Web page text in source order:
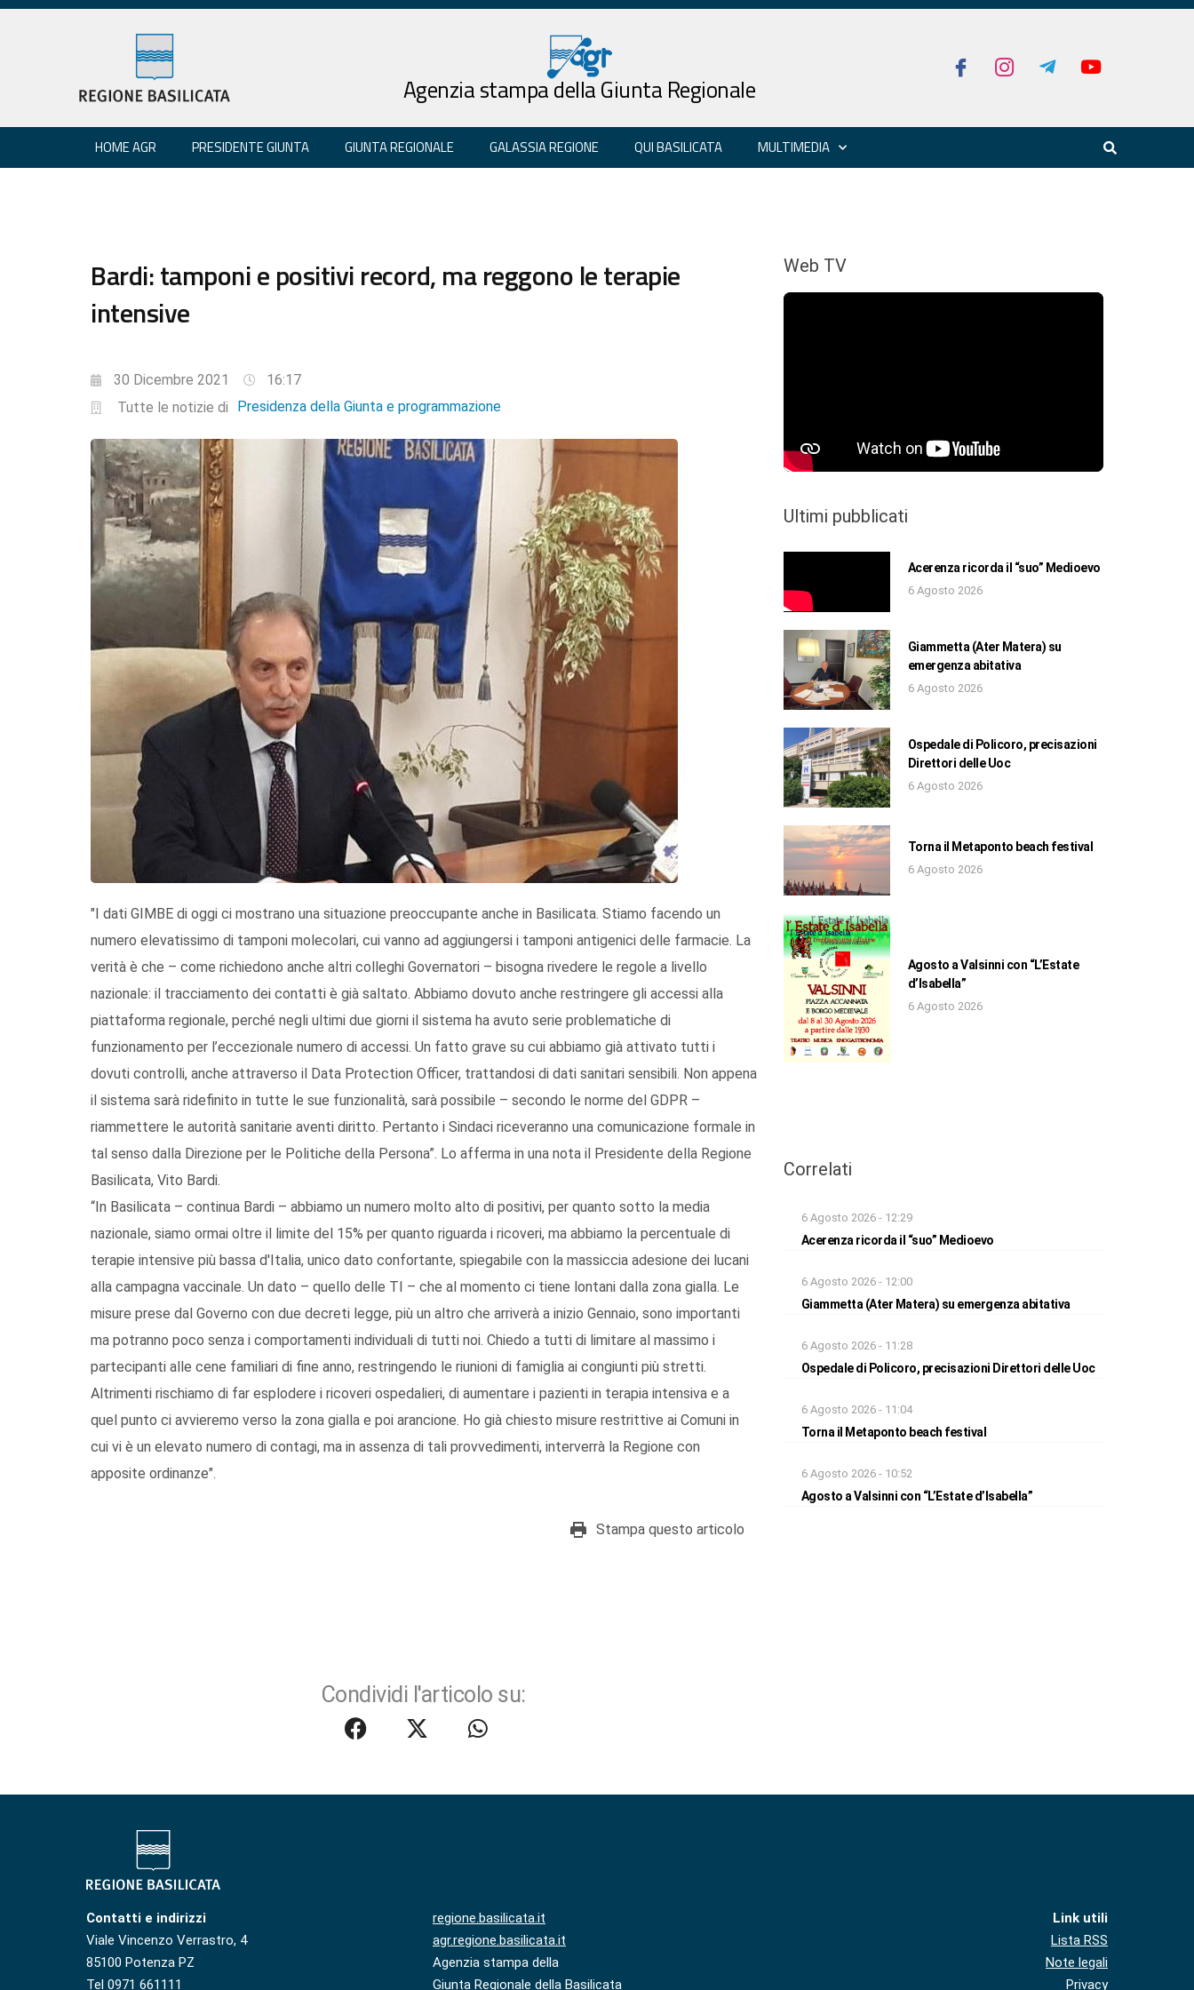
Agenzia stampa della Giunta Regionale
HOME AGR PRESIDENTE GIUNTA GIUNTA REGIONALE GALASSIA REGIONE QUI BASILICATA MULTIMEDIA
Bardi: tamponi e positivi record, ma reggono le terapie
intensive
30 Dicembre 2021
16:17
Tutte le notizie di
Presidenza della Giunta e programmazione
"I dati GIMBE di oggi ci mostrano una situazione preoccupante anche in Basilicata. Stiamo facendo un
numero elevatissimo di tamponi molecolari, cui vanno ad aggiungersi i tamponi antigenici delle farmacie. La
verità è che – come richiedono anche altri colleghi Governatori – bisogna rivedere le regole a livello
nazionale: il tracciamento dei contatti è già saltato. Abbiamo dovuto anche restringere gli accessi alla
piattaforma regionale, perché negli ultimi due giorni il sistema ha avuto serie problematiche di
funzionamento per l’eccezionale numero di accessi. Un fatto grave su cui abbiamo già attivato tutti i
dovuti controlli, anche attraverso il Data Protection Officer, trattandosi di dati sanitari sensibili. Non appena
il sistema sarà ridefinito in tutte le sue funzionalità, sarà possibile – secondo le norme del GDPR –
riammettere le autorità sanitarie aventi diritto. Pertanto i Sindaci riceveranno una comunicazione formale in
tal senso dalla Direzione per le Politiche della Persona”. Lo afferma in una nota il Presidente della Regione
Basilicata, Vito Bardi.
“In Basilicata – continua Bardi – abbiamo un numero molto alto di positivi, per quanto sotto la media
nazionale, siamo ormai oltre il limite del 15% per quanto riguarda i ricoveri, ma abbiamo la percentuale di
terapie intensive più bassa d'Italia, unico dato confortante, spiegabile con la massiccia adesione dei lucani
alla campagna vaccinale. Un dato – quello delle TI – che al momento ci tiene lontani dalla zona gialla. Le
misure prese dal Governo con due decreti legge, più un altro che arriverà a inizio Gennaio, sono importanti
ma potranno poco senza i comportamenti individuali di tutti noi. Chiedo a tutti di limitare al massimo i
partecipanti alle cene familiari di fine anno, restringendo le riunioni di famiglia ai congiunti più stretti.
Altrimenti rischiamo di far esplodere i ricoveri ospedalieri, di aumentare i pazienti in terapia intensiva e a
quel punto ci avvieremo verso la zona gialla e poi arancione. Ho già chiesto misure restrittive ai Comuni in
cui vi è un elevato numero di contagi, ma in assenza di tali provvedimenti, interverrà la Regione con
apposite ordinanze".
Stampa questo articolo
Condividi l'articolo su:
Web TV
Ultimi pubblicati
Acerenza ricorda il “suo” Medioevo
6 Agosto 2026
Giammetta (Ater Matera) su
emergenza abitativa
6 Agosto 2026
Ospedale di Policoro, precisazioni
Direttori delle Uoc
6 Agosto 2026
Torna il Metaponto beach festival
6 Agosto 2026
Agosto a Valsinni con “L’Estate
d’Isabella”
6 Agosto 2026
Correlati
6 Agosto 2026 - 12:29
Acerenza ricorda il “suo” Medioevo
6 Agosto 2026 - 12:00
Giammetta (Ater Matera) su emergenza abitativa
6 Agosto 2026 - 11:28
Ospedale di Policoro, precisazioni Direttori delle Uoc
6 Agosto 2026 - 11:04
Torna il Metaponto beach festival
6 Agosto 2026 - 10:52
Agosto a Valsinni con “L’Estate d’Isabella”
Contatti e indirizzi
Viale Vincenzo Verrastro, 4
85100 Potenza PZ
Tel 0971 661111
regione.basilicata.it
agr.regione.basilicata.it
Agenzia stampa della
Giunta Regionale della Basilicata
Link utili
Lista RSS
Note legali
Privacy